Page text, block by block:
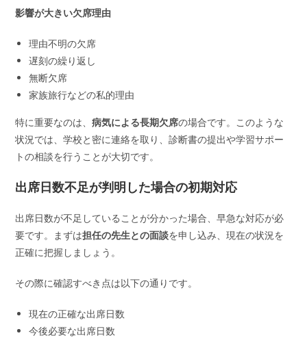
影響が大きい欠席理由
理由不明の欠席
遅刻の繰り返し
無断欠席
家族旅行などの私的理由
特に重要なのは、病気による長期欠席の場合です。このような
状況では、学校と密に連絡を取り、診断書の提出や学習サポー
トの相談を行うことが大切です。
出席日数不足が判明した場合の初期対応
出席日数が不足していることが分かった場合、早急な対応が必
要です。まずは担任の先生との面談を申し込み、現在の状況を
正確に把握しましょう。
その際に確認すべき点は以下の通りです。
現在の正確な出席日数
今後必要な出席日数